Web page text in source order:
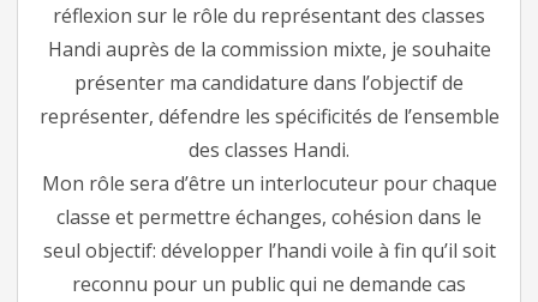
réflexion sur le rôle du représentant des classes
Handi auprès de la commission mixte, je souhaite
présenter ma candidature dans l’objectif de
représenter, défendre les spécificités de l’ensemble
des classes Handi.
Mon rôle sera d’être un interlocuteur pour chaque
classe et permettre échanges, cohésion dans le
seul objectif: développer l’handi voile à fin qu’il soit
reconnu pour un public qui ne demande cas